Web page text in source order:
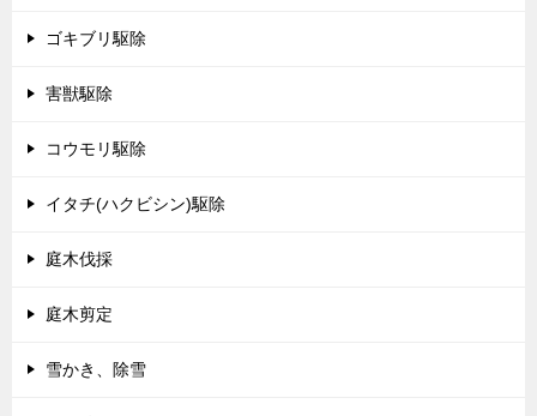
ゴキブリ駆除
害獣駆除
コウモリ駆除
イタチ(ハクビシン)駆除
庭木伐採
庭木剪定
雪かき、除雪